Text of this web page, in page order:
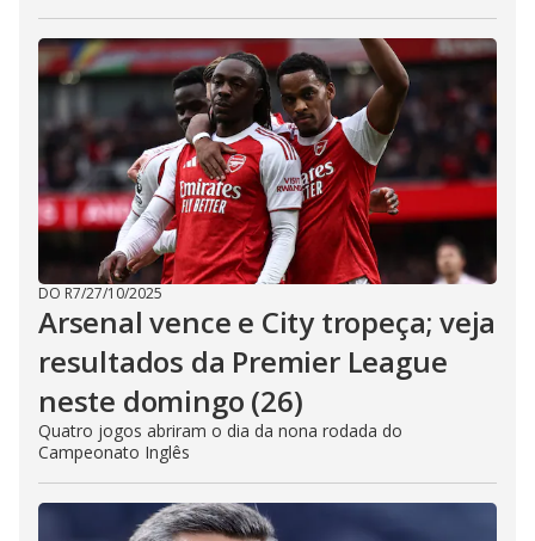
DO R7/27/10/2025
Arsenal vence e City tropeça; veja
resultados da Premier League
neste domingo (26)
Quatro jogos abriram o dia da nona rodada do
Campeonato Inglês